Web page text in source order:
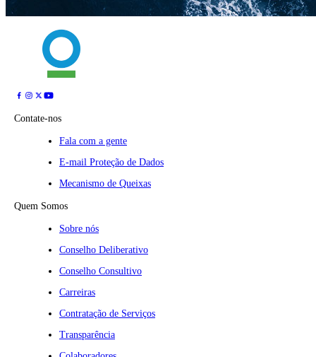
Contate-nos
Fala com a gente
E-mail Proteção de Dados
Mecanismo de Queixas
Quem Somos
Sobre nós
Conselho Deliberativo
Conselho Consultivo
Carreiras
Contratação de Serviços
Transparência